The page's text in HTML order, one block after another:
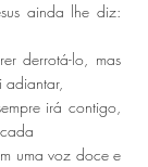
ainda lhe diz:
derrotá-lo, mas
adiantar,
irá contigo,
uma voz doce e